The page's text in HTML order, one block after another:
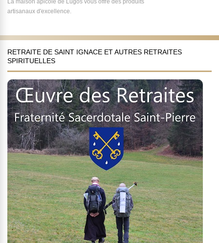
La maison apicole de Lugos vous offre des produits
artisanaux d'excellence.
RETRAITE DE SAINT IGNACE ET AUTRES RETRAITES
SPIRITUELLES